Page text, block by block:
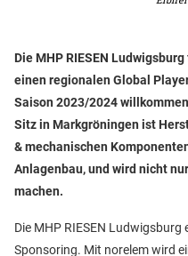
Die MHP RIESEN
einen regionalen Global
Saison 2023/2024
Sitz in Markgröningen ist
& mechanischen
Anlagenbau, und wird nicht
machen.
Die MHP RIESEN
Sponsoring. Mit norelem wird